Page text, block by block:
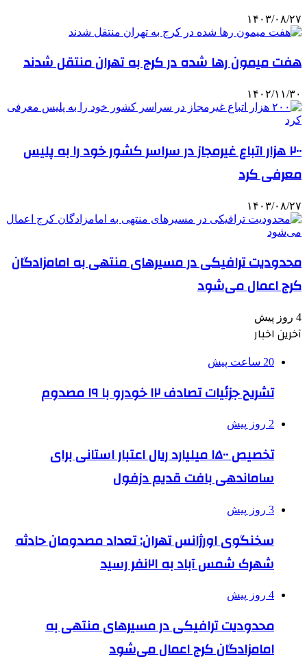
۱۴۰۳/۰۸/۲۷
هفت میمون رها شده در کرج به تهران منتقل شدند
۱۴۰۲/۱۱/۳۰
۲۰۰ هزار اتباع غیرمجاز در سراسر کشور خود را به پلیس
معرفی کرد
۱۴۰۳/۰۸/۲۷
محدودیت ترافیکی در مسیرهای منتهی به امامزادگان
کرج اعمال می‌شود
4 روز پیش
آخرین اخبار
20 ساعت پیش
تشریح جزئیات تصادف ۱۲ خودرو با ۱۹ مصدوم
2 روز پیش
تخصیص ۱۵۰۰ میلیارد ریال اعتبار استانی برای
ساماندهی بافت قدیم دزفول
3 روز پیش
سخنگوی اورژانس تهران: تعداد مصدومان حادثه
شهرک شمس آباد به ۲۱نفر رسید
4 روز پیش
محدودیت ترافیکی در مسیرهای منتهی به
امامزادگان کرج اعمال می‌شود